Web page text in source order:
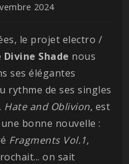
2024
le projet electro /
Divine Shade nous
ses élégantes
rythme de ses singles
Hate and Oblivion, est
bonne nouvelle :
Fragments Vol.1,
on sait